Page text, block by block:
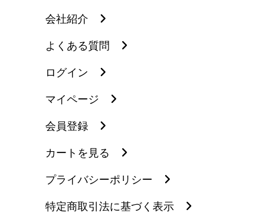
会社紹介
よくある質問
ログイン
マイページ
会員登録
カートを見る
プライバシーポリシー
特定商取引法に基づく表示